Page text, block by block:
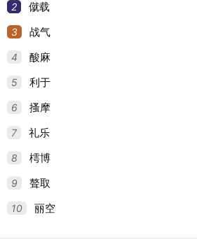
2 僦载
3 战气
4 酸麻
5 利于
6 搔摩
7 礼乐
8 樗博
9 聱取
10 丽空